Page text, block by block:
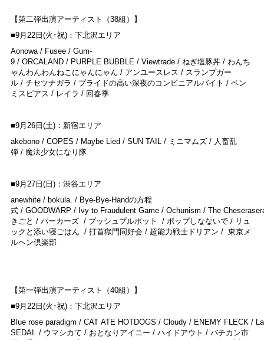
【第二弾出演アーティスト（38組）】
■9月22日(火･祝)：下北沢エリア
Aonowa / Fusee / Gum-
9 / ORCALAND / PURPLE BUBBLE / Viewtrade / ねぎ塩豚丼 / わんち
ゃんわんわんねこにゃんにゃん / アンユースレス / スランプガー
ル / チセツナガラ / プライドの高い深夜のコンビニアルバイト / ペン
ミスピアス / レイラ / 回春季
■9月26日(土)：新宿エリア
akebono / COPES / Maybe Lied / SUN TAIL / ミニマムズ / 人畜乱
弾 / 魔法少女になり隊
■9月27日(日)：渋谷エリア
anewhite / bokula. / Bye-Bye-Handの方程
式 / GOODWARP / Ivy to Fraudulent Game / Ochunism / The
きごと / パーカーズ / プッシュプルポット / ポップしなないで / リュ
ックと添い寝ごはん / 打首獄門同好会 / 超能力戦士ドリアン / 東京メ
ルヘン倶楽部
【第一弾出演アーティスト（40組）】
■9月22日(火･祝)：下北沢エリア
Blue rose paradigm / CAT ATE HOTDOGS / Cloudy / ENEMY FLECK /
SEDAI / ウマシカて / おとなりアイニー / ハイドアウト / バチカン市